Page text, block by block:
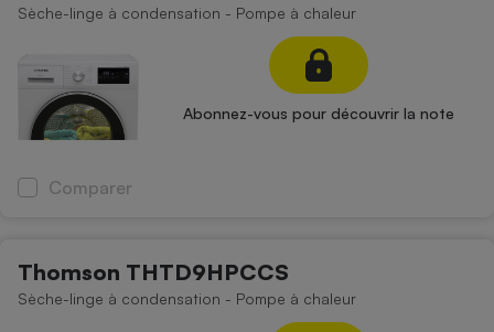
Sèche-linge à condensation - Pompe à chaleur
Abonnez-vous pour découvrir la note
Comparer
Thomson THTD9HPCCS
Sèche-linge à condensation - Pompe à chaleur